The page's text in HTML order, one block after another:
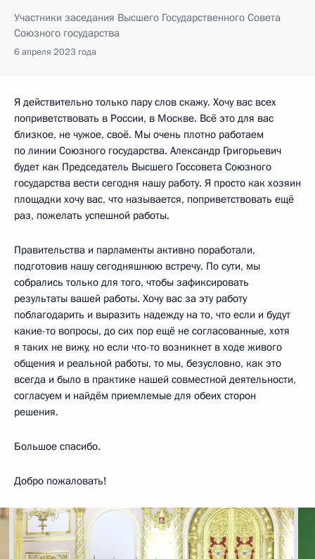
Участники заседания Высшего Государственного Совета
Союзного государства
6 апреля 2023 года
Я действительно только пару слов скажу. Хочу вас всех
поприветствовать в России, в Москве. Всё это для вас
близкое, не чужое, своё. Мы очень плотно работаем
по линии Союзного государства. Александр Григорьевич
будет как Председатель Высшего Госсовета Союзного
государства вести сегодня нашу работу. Я просто как хозяин
площадки хочу вас, что называется, поприветствовать ещё
раз, пожелать успешной работы.
Правительства и парламенты активно поработали,
подготовив нашу сегодняшнюю встречу. По сути, мы
собрались только для того, чтобы зафиксировать
результаты вашей работы. Хочу вас за эту работу
поблагодарить и выразить надежду на то, что если и будут
какие-то вопросы, до сих пор ещё не согласованные, хотя
я таких не вижу, но если что-то возникнет в ходе живого
общения и реальной работы, то мы, безусловно, как это
всегда и было в практике нашей совместной деятельности,
согласуем и найдём приемлемые для обеих сторон
решения.
Большое спасибо.
Добро пожаловать!